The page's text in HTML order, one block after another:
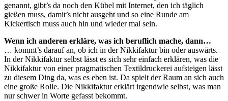
genannt, gibt’s da noch den Kübel mit Internet, den ich täglich
gießen muss, damit’s nicht ausgeht und so eine Runde am
Kickertisch muss auch hin und wieder mal sein.
Wenn ich anderen erkläre, was ich beruflich mache, dann…
… kommt’s darauf an, ob ich in der Nikkifaktur bin oder auswärts.
In der Nikkifaktur selbst lässt es sich sehr einfach erklären, was die
Nikkifaktur von einer pragmatischen Textildruckerei aufsteigen lässt
zu diesem Ding da, was es eben ist. Da spielt der Raum an sich auch
eine große Rolle. Die Nikkifaktur erklärt irgendwie selbst, was man
nur schwer in Worte gefasst bekommt.